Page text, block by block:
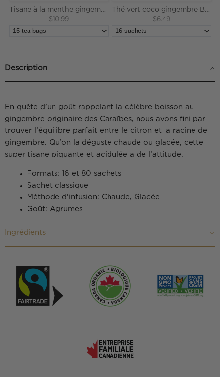
Tisane à la menthe gingembre et lime Biologique Équitable
$10.99
Thé vert coco gingembre Biologique Équitable
$6.49
Description
En quête d’un goût rappelant la célèbre boisson au
gingembre originaire des Caraïbes, nous avons fini par
trouver l’équilibre parfait entre le citron et la racine de
gingembre. Qu’on la déguste chaude ou glacée, cette
super tisane piquante et acidulée a de l’attitude.
Formats: 16 et 80 sachets
Sachet classique
Méthode d'infusion: Chaude, Glacée
Goût: Agrumes
Ingrédients